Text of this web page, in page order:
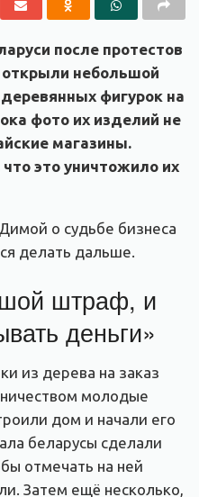
после протестов
небольшой
фигурок на
фото их изделий не
магазины.
это уничтожило их
о судьбе бизнеса
делать дальше.
штраф, и
деньги»
из дерева на заказ
молодые
дом и начали его
беларусы сделали
отмечать на ней
Затем ещё несколько,